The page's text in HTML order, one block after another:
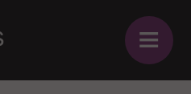
≡